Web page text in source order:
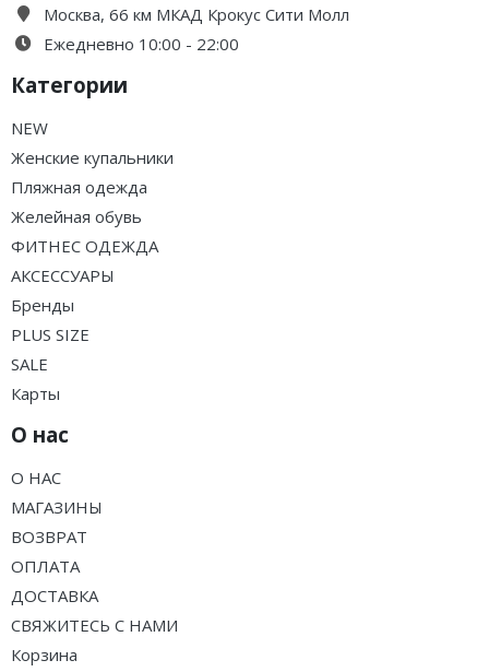
Москва, 66 км МКАД Крокус Сити Молл
Ежедневно 10:00 - 22:00
Категории
NEW
Женские купальники
Пляжная одежда
Желейная обувь
ФИТНЕС ОДЕЖДА
АКСЕССУАРЫ
Бренды
PLUS SIZE
SALE
Карты
О нас
О НАС
МАГАЗИНЫ
ВОЗВРАТ
ОПЛАТА
ДОСТАВКА
СВЯЖИТЕСЬ С НАМИ
Корзина